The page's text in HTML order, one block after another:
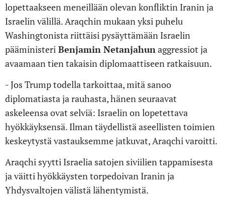
lopettaakseen meneillään olevan konfliktin Iranin ja
Israelin välillä. Araqchin mukaan yksi puhelu
Washingtonista riittäisi pysäyttämään Israelin
pääministeri Benjamin Netanjahunaggressiot ja
avaamaan tien takaisin diplomaattiseen ratkaisuun.
- Jos Trump todella tarkoittaa, mitä sanoo
diplomatiasta ja rauhasta, hänen seuraavat
askeleensa ovat selviä: Israelin on lopetettava
hyökkäyksensä. Ilman täydellistä aseellisten toimien
keskeytystä vastauksemme jatkuvat, Araqchi varoitti.
Araqchi syytti Israelia satojen siviilien tappamisesta
ja väitti hyökkäysten torpedoivan Iranin ja
Yhdysvaltojen välistä lähentymistä.